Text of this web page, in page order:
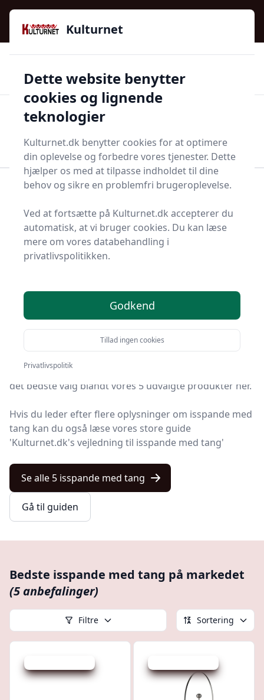
Kulturnet - Alt Det Gode I Livet | Din Kulturguide Siden
2016
97 kategorier 👍Kun godkendte butikker
Start søgning
Bolig og indretning
Bar og tilbehør
Bedste isspande med
tang på markedet - 5
Du er landet på Kulturnet, hvor du finder de bedste
isspande med tang. Vi har udvalgt 5 produkter til dig!
tang, en bestemt type eller fri levering, kan du finde
det bedste valg blandt vores 5 udvalgte produkter her.
Hvis du leder efter flere oplysninger om isspande med
tang kan du også læse vores store guide
'Kulturnet.dk's vejledning til isspande med tang'
Se alle 5 isspande med tang
Gå til guiden
Bedste isspande med tang på markedet
(5 anbefalinger)
Filtre Sortering
Kulturnet
Dette website benytter
cookies og lignende
teknologier
Kulturnet.dk benytter cookies for at optimere
din oplevelse og forbedre vores tjenester. Dette
hjælper os med at tilpasse indholdet til dine
behov og sikre en problemfri brugeroplevelse.
Ved at fortsætte på Kulturnet.dk accepterer du
automatisk, at vi bruger cookies. Du kan læse
mere om vores databehandling i
privatlivspolitikken.
Godkend
Tillad ingen cookies
Privatlivspolitik